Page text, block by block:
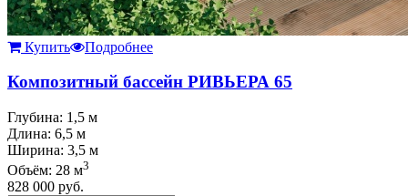
Купить Подробнее
Композитный бассейн РИВЬЕРА 65
Глубина: 1,5 м
Длина: 6,5 м
Ширина: 3,5 м
Объём: 28 м3
828 000 руб.